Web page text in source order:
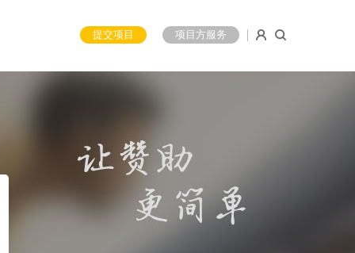
提交项目 项目方服务